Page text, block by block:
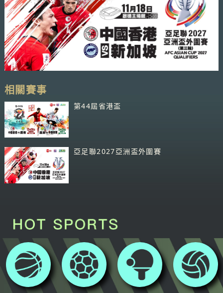
相關賽事
第44屆省港盃
亞足聯2027亞洲盃外圍賽